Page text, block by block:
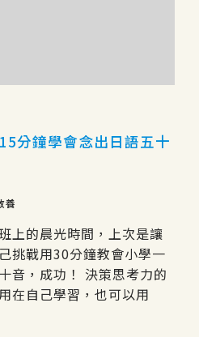
分鐘學會念出日語五十
養
上的晨光時間，上次是讓
挑戰用30分鐘教會小學一
音，成功！ 決策思考力的
在自己學習，也可以用